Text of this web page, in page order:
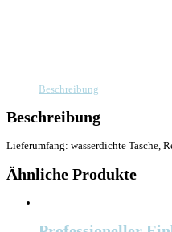
Beschreibung
Beschreibung
Lieferumfang: wasserdichte Tasche,
Ähnliche Produkte